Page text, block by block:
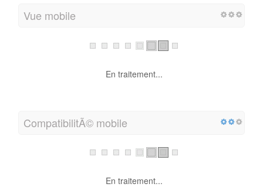
Vue mobile
En traitement...
CompatibilitÃ© mobile
En traitement...